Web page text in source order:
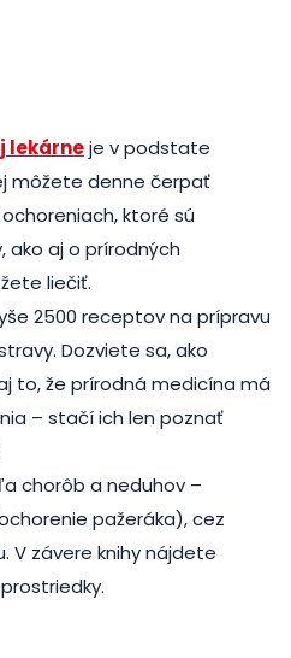
lekárneje v podstate
môžete denne čerpať
ktoré sú
aj o prírodných
liečiť.
2500 receptov na prípravu
Dozviete sa, ako
to, že prírodná medicína má
– stačí ich len poznať
chorôb a neduhov –
pažeráka), cez
V závere knihy nájdete